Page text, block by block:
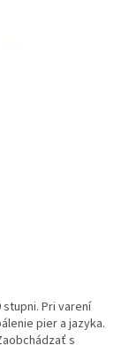
Pri varení
pier a jazyka.
s